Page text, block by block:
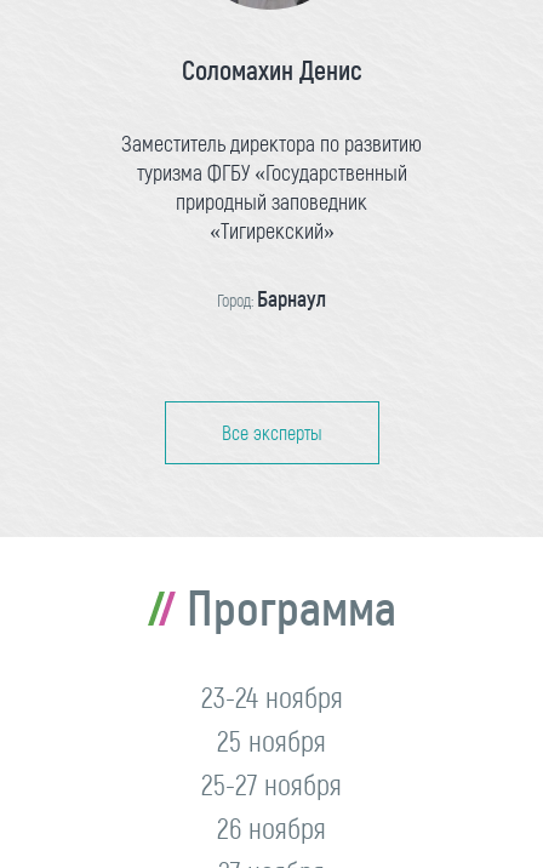
Соломахин Денис
Заместитель директора по развитию
туризма ФГБУ «Государственный
природный заповедник
«Тигирекский»
Город: Барнаул
Все эксперты
Программа
23-24 ноября
25 ноября
25-27 ноября
26 ноября